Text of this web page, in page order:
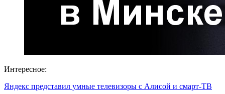
Интересное:
Яндекс представил умные телевизоры с Алисой и смарт-ТВ